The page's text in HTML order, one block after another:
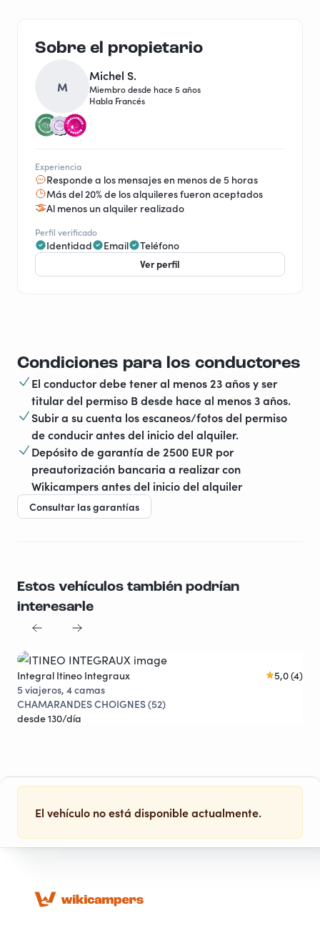
Sobre el propietario
M
Michel S.
Miembro desde hace 5 años
Habla Francés
Experiencia
Responde a los mensajes en menos de 5 horas
Más del 20% de los alquileres fueron aceptados
Al menos un alquiler realizado
Perfil verificado
Identidad Email Teléfono
Ver perfil
Condiciones para los conductores
El conductor debe tener al menos 23 años y ser
titular del permiso B desde hace al menos 3 años.
Subir a su cuenta los escaneos/fotos del permiso
de conducir antes del inicio del alquiler.
Depósito de garantía de 2500 EUR por
preautorización bancaria a realizar con
Wikicampers antes del inicio del alquiler
Consultar las garantías
Estos vehículos también podrían
interesarle
Instantáneo Descuentos
Integral Itineo Integraux
5,0 (4)
5 viajeros, 4 camas
CHAMARANDES CHOIGNES (52)
desde 130/día
El vehículo no está disponible actualmente.